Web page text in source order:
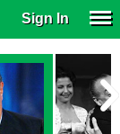
Sign In